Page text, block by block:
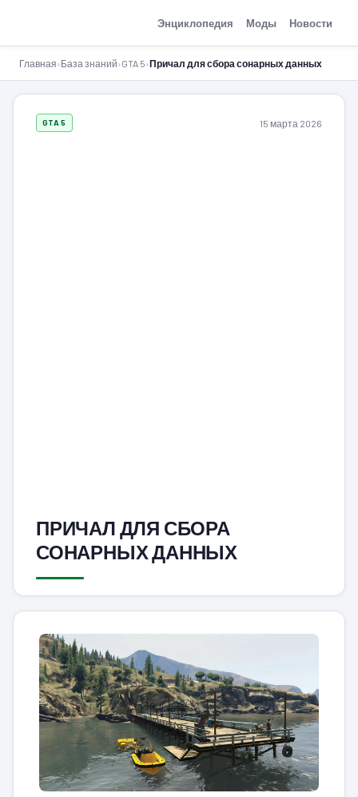
Энциклопедия Моды Новости
Главная›База знаний›GTA 5›Причал для сбора сонарных данных
GTA 5 15 марта 2026
ПРИЧАЛ ДЛЯ СБОРА
СОНАРНЫХ ДАННЫХ